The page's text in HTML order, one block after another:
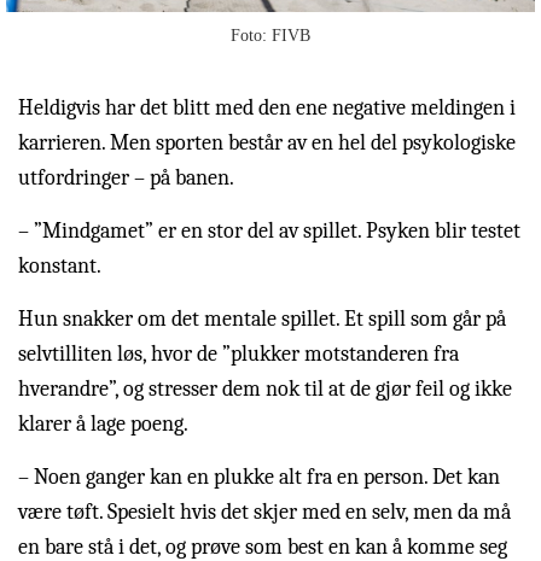
Foto: FIVB
Heldigvis har det blitt med den ene negative meldingen i
karrieren. Men sporten består av en hel del psykologiske
utfordringer – på banen.
– ”Mindgamet” er en stor del av spillet. Psyken blir testet
konstant.
Hun snakker om det mentale spillet. Et spill som går på
selvtilliten løs, hvor de ”plukker motstanderen fra
hverandre”, og stresser dem nok til at de gjør feil og ikke
klarer å lage poeng.
– Noen ganger kan en plukke alt fra en person. Det kan
være tøft. Spesielt hvis det skjer med en selv, men da må
en bare stå i det, og prøve som best en kan å komme seg